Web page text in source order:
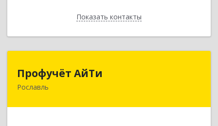
Показать контакты
Назад
Профучёт АйТи
Рославль216500, Смоленская обл, Рославльский р-н,